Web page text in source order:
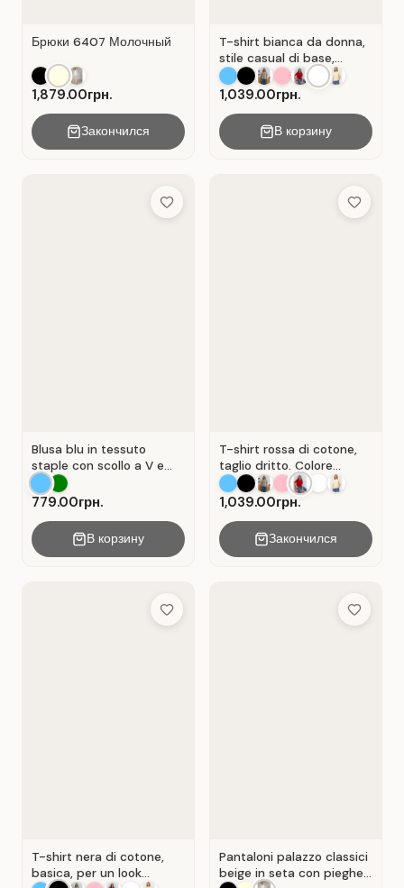
Брюки 6407 Молочный
1,879.00грн.
Закончился
T-shirt bianca da donna,
stile casual di base,
materiale Cot Bianco .
1,039.00грн.
В корзину
Add to Wish List
Blusa blu in tessuto
staple con scollo a V e
senza maniche . Blu.
779.00грн.
В корзину
Add to
T-shirt rossa di cotone,
taglio dritto. Colore
Rosso.
1,039.00грн.
Закончился
Add to Wish List
T-shirt nera di cotone,
basica, per un look
Add to
Pantaloni palazzo classici
beige in seta con pieghe .